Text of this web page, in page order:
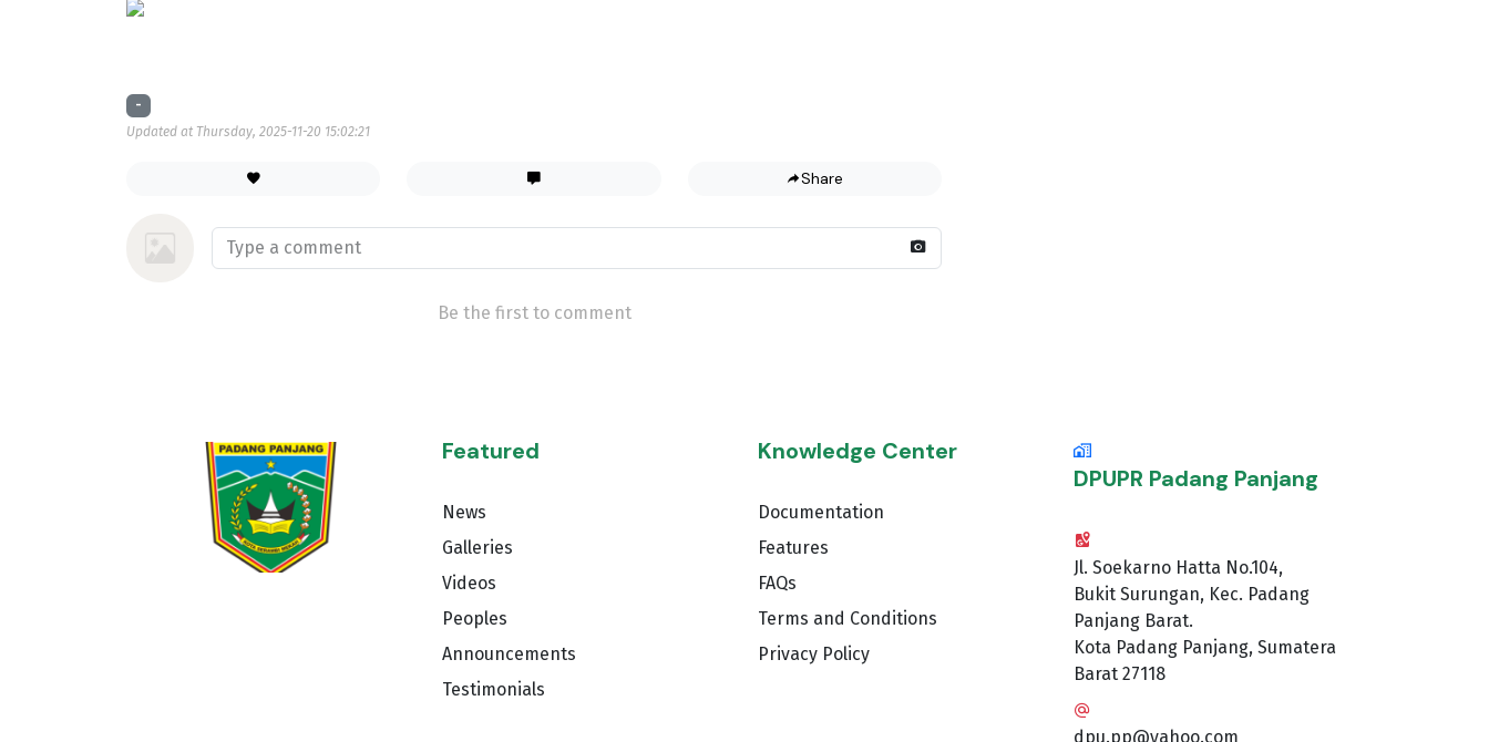
-
Updated at Thursday, 2025-11-20 15:02:21
Share
Be the first to comment
Featured
News
Galleries
Videos
Peoples
Announcements
Testimonials
Knowledge Center
Documentation
Features
FAQs
Terms and Conditions
Privacy Policy
DPUPR Padang Panjang
Jl. Soekarno Hatta No.104,
Bukit Surungan, Kec. Padang
Panjang Barat.
Kota Padang Panjang, Sumatera
Barat 27118
dpu.pp@yahoo.com